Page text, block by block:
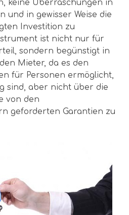
keine Überraschungen in
und in gewisser Weise die
Investition zu
ist nicht nur für
sondern begünstigt in
Mieter, da es den
für Personen ermöglicht,
sind, aber nicht über die
von den
geforderten Garantien zu